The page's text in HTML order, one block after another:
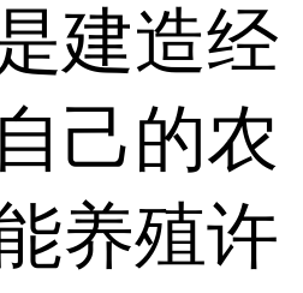
建造经
己的农
养殖许